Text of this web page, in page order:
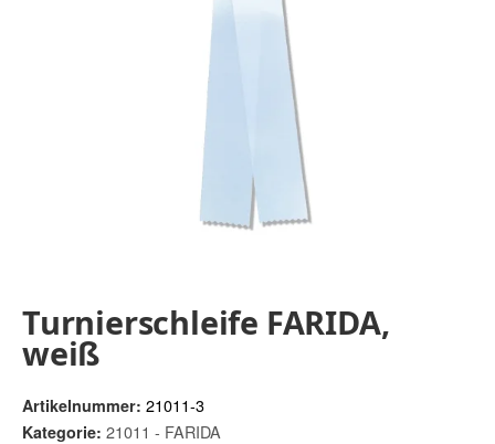
Turnierschleife FARIDA,
weiß
Artikelnummer: 21011-3
Kategorie: 21011 - FARIDA